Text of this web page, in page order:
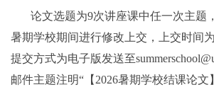
论文选题为9次讲座课中任一次主题
暑期学校期间进行修改上交，上交时间为
提交方式为电子版发送至
邮件主题注明“【2026暑期学校结课论